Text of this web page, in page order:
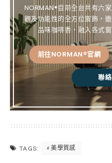
NORMAN®目前全台共有六
觀及功能性的全方位窗飾，
品味咖啡香，融入各式
前往NORMAN®官網
聯
TAGS: 美學質感